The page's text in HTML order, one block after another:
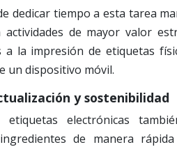
dedicar tiempo a esta tarea
de mayor valor
a la impresión de etiquetas
un dispositivo móvil.
y sostenibilidad
electrónicas
de manera